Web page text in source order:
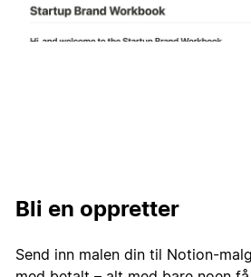
Bli en oppretter
Send inn malen din til Notion-